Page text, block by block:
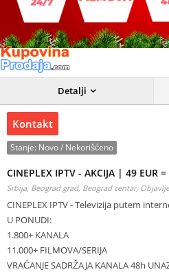
Detalji
Kontakt
Stanje: Novo / Nekorišćeno
CINEPLEX IPTV - AKCIJA | 49 EUR
Srbija, Beograd grad, Beograd centar,
CINEPLEX IPTV - Televizija putem
U PONUDI:
1.800+ KANALA
11.000+ FILMOVA/SERIJA
VRAĆANJE SADRŽAJA KANALA 48h